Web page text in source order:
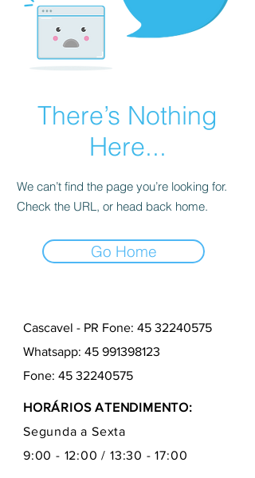
There’s Nothing
Here...
We can’t find the page you’re looking for.
Check the URL, or head back home.
Go Home
Cascavel - PR Fone: 45 32240575
Whatsapp: 45 991398123
Fone: 45 32240575
HORÁRIOS ATENDIMENTO:
Segunda a Sexta
9:00 - 12:00 / 13:30 - 17:00